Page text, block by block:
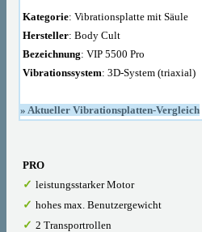
Kategorie: Vibrationsplatte mit Säule
Hersteller: Body Cult
Bezeichnung: VIP 5500 Pro
Vibrationssystem: 3D-System (triaxial)
» Aktueller Vibrationsplatten-Vergleich
PRO
leistungsstarker Motor
hohes max. Benutzergewicht
2 Transportrollen